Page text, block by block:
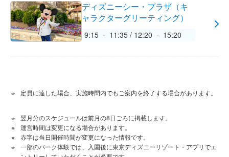
ディズニーシー・プラザ（キ
ャラクターグリーティング）
9:15 - 11:35 / 12:20 - 15:20
定員に達した場合、実施時間内でもご案内を終了する場合があります。
翌月分のスケジュールは前月の8日ごろに掲載します。
運営時間は変更になる場合があります。
赤字は当日開催時間が変更になった情報です。
一部のパーク体験では、入園後に東京ディズニーリゾート・アプリでエ